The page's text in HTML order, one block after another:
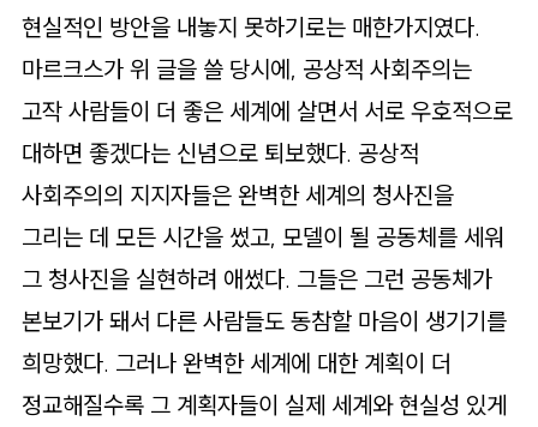
현실적인 방안을 내놓지 못하기로는 매한가지였다.
마르크스가 위 글을 쓸 당시에, 공상적 사회주의는
고작 사람들이 더 좋은 세계에 살면서 서로 우호적으로
대하면 좋겠다는 신념으로 퇴보했다. 공상적
사회주의의 지지자들은 완벽한 세계의 청사진을
그리는 데 모든 시간을 썼고, 모델이 될 공동체를 세워
그 청사진을 실현하려 애썼다. 그들은 그런 공동체가
본보기가 돼서 다른 사람들도 동참할 마음이 생기기를
희망했다. 그러나 완벽한 세계에 대한 계획이 더
정교해질수록 그 계획자들이 실제 세계와 현실성 있게